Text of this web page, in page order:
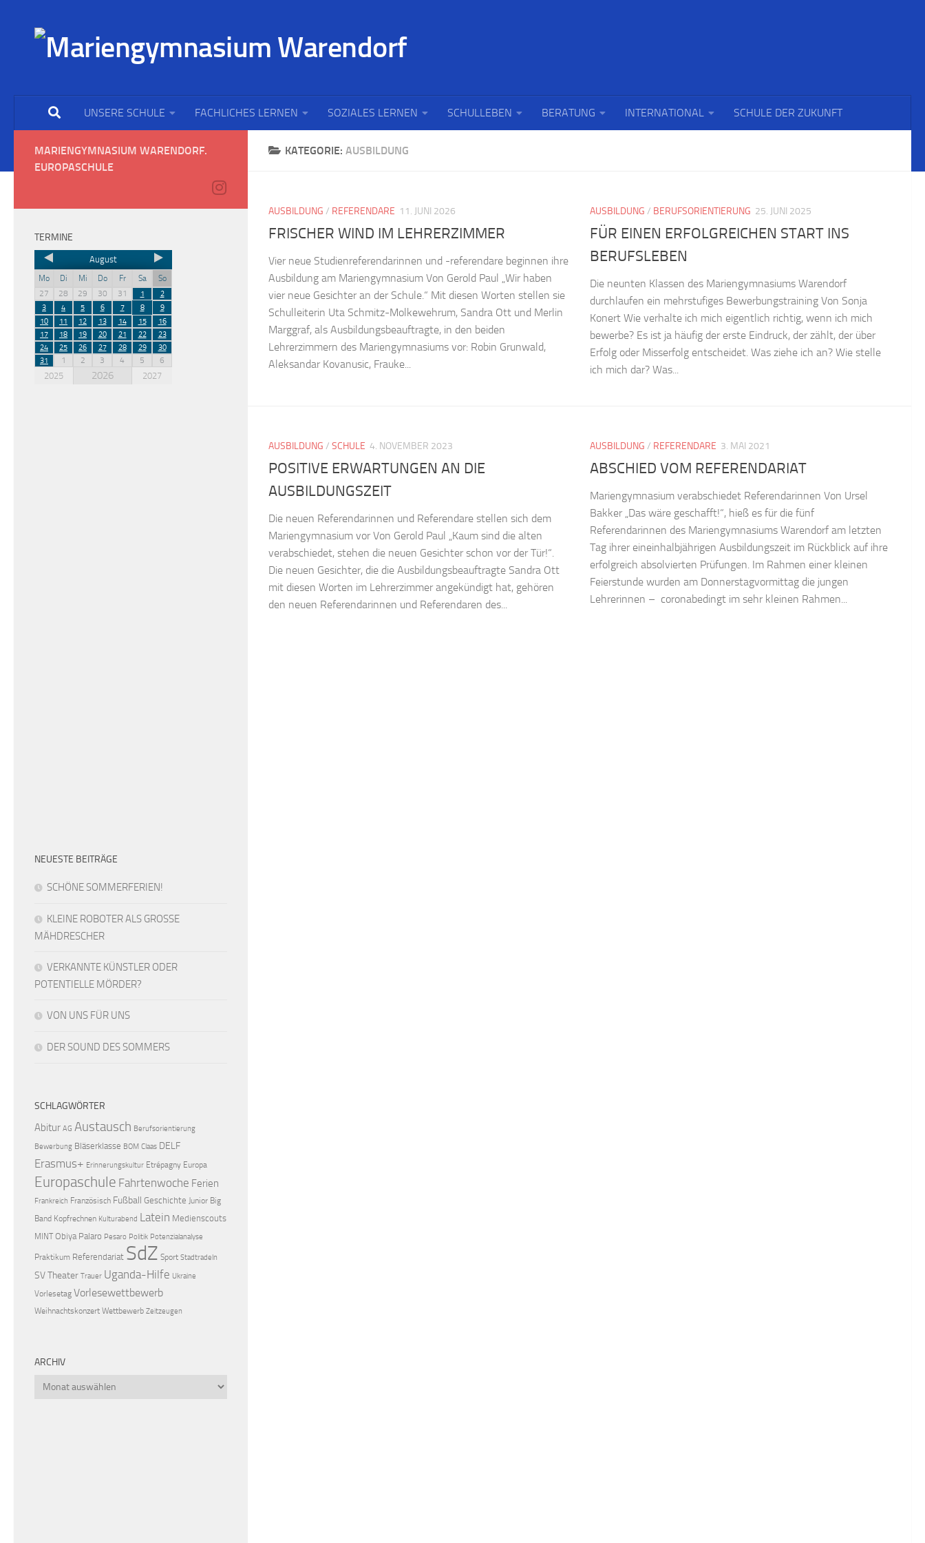
UNSERE SCHULE FACHLICHES LERNEN SOZIALES LERNEN SCHULLEBEN BERATUNG INTERNATIONAL SCHULE DER ZUKUNFT
KATEGORIE: AUSBILDUNG
AUSBILDUNG / REFERENDARE 11. JUNI 2026
FRISCHER WIND IM LEHRERZIMMER
Vier neue Studienreferendarinnen und -referendare beginnen ihre
Ausbildung am Mariengymnasium Von Gerold Paul „Wir haben
vier neue Gesichter an der Schule.“ Mit diesen Worten stellen sie
Schulleiterin Uta Schmitz-Molkewehrum, Sandra Ott und Merlin
Marggraf, als Ausbildungsbeauftragte, in den beiden
Lehrerzimmern des Mariengymnasiums vor: Robin Grunwald,
Aleksandar Kovanusic, Frauke...
AUSBILDUNG / BERUFSORIENTIERUNG 25. JUNI 2025
FÜR EINEN ERFOLGREICHEN START INS
BERUFSLEBEN
Die neunten Klassen des Mariengymnasiums Warendorf
durchlaufen ein mehrstufiges Bewerbungstraining Von Sonja
Konert Wie verhalte ich mich eigentlich richtig, wenn ich mich
bewerbe? Es ist ja häufig der erste Eindruck, der zählt, der über
Erfolg oder Misserfolg entscheidet. Was ziehe ich an? Wie stelle
ich mich dar? Was...
AUSBILDUNG / SCHULE 4. NOVEMBER 2023
POSITIVE ERWARTUNGEN AN DIE
AUSBILDUNGSZEIT
Die neuen Referendarinnen und Referendare stellen sich dem
Mariengymnasium vor Von Gerold Paul „Kaum sind die alten
verabschiedet, stehen die neuen Gesichter schon vor der Tür!“.
Die neuen Gesichter, die die Ausbildungsbeauftragte Sandra Ott
mit diesen Worten im Lehrerzimmer angekündigt hat, gehören
den neuen Referendarinnen und Referendaren des...
AUSBILDUNG / REFERENDARE 3. MAI 2021
ABSCHIED VOM REFERENDARIAT
Mariengymnasium verabschiedet Referendarinnen Von Ursel
Bakker „Das wäre geschafft!“, hieß es für die fünf
Referendarinnen des Mariengymnasiums Warendorf am letzten
Tag ihrer eineinhalbjährigen Ausbildungszeit im Rückblick auf ihre
erfolgreich absolvierten Prüfungen. Im Rahmen einer kleinen
Feierstunde wurden am Donnerstagvormittag die jungen
Lehrerinnen – coronabedingt im sehr kleinen Rahmen...
MARIENGYMNASIUM WARENDORF.
EUROPASCHULE
TERMINE
August
Mo Di Mi Do Fr Sa
So
27
28 29 30 31 1
2
3
4 5 6 7 8
9
10
11 12 13 14 15
16
17
18 19 20 21 22
23
24
25 26 27 28 29
30
31
1 2 3 4 5 6
2025 2026 2027
NEUESTE BEITRÄGE
SCHÖNE SOMMERFERIEN!
KLEINE ROBOTER ALS GROSSE
MÄHDRESCHER
VERKANNTE KÜNSTLER ODER
POTENTIELLE MÖRDER?
VON UNS FÜR UNS
DER SOUND DES SOMMERS
SCHLAGWÖRTER
Abitur AG Austausch Berufsorientierung
Bewerbung Bläserklasse BOM Claas DELF
Erasmus+ Erinnerungskultur Etrépagny Europa
Europaschule Fahrtenwoche Ferien
Frankreich Französisch Fußball Geschichte Junior Big
Band Kopfrechnen Kulturabend Latein Medienscouts
MINT Obiya Palaro Pesaro Politik Potenzialanalyse
Praktikum Referendariat SdZ Sport Stadtradeln
SVTheater Trauer Uganda-Hilfe Ukraine
Vorlesetag Vorlesewettbewerb
Weihnachtskonzert Wettbewerb Zeitzeugen
ARCHIV